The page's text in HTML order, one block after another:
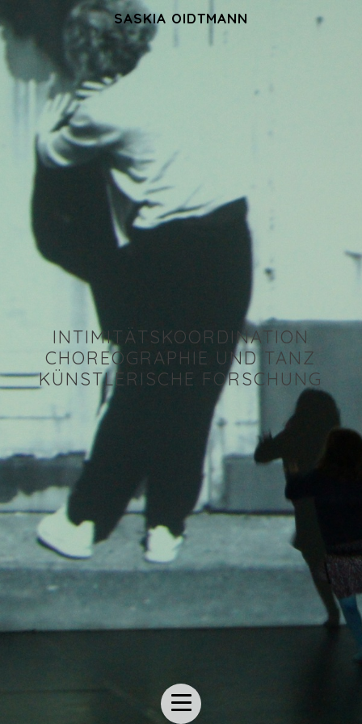
SASKIA OIDTMANN
INTIMITÄTSKOORDINATION
CHOREOGRAPHIE UND TANZ
KÜNSTLERISCHE FORSCHUNG